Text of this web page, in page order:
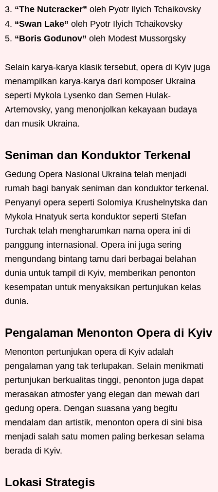
“The Nutcracker” oleh Pyotr Ilyich Tchaikovsky
“Swan Lake” oleh Pyotr Ilyich Tchaikovsky
“Boris Godunov” oleh Modest Mussorgsky
Selain karya-karya klasik tersebut, opera di Kyiv juga
menampilkan karya-karya dari komposer Ukraina
seperti Mykola Lysenko dan Semen Hulak-
Artemovsky, yang menonjolkan kekayaan budaya
dan musik Ukraina.
Seniman dan Konduktor Terkenal
Gedung Opera Nasional Ukraina telah menjadi
rumah bagi banyak seniman dan konduktor terkenal.
Penyanyi opera seperti Solomiya Krushelnytska dan
Mykola Hnatyuk serta konduktor seperti Stefan
Turchak telah mengharumkan nama opera ini di
panggung internasional. Opera ini juga sering
mengundang bintang tamu dari berbagai belahan
dunia untuk tampil di Kyiv, memberikan penonton
kesempatan untuk menyaksikan pertunjukan kelas
dunia.
Pengalaman Menonton Opera di Kyiv
Menonton pertunjukan opera di Kyiv adalah
pengalaman yang tak terlupakan. Selain menikmati
pertunjukan berkualitas tinggi, penonton juga dapat
merasakan atmosfer yang elegan dan mewah dari
gedung opera. Dengan suasana yang begitu
mendalam dan artistik, menonton opera di sini bisa
menjadi salah satu momen paling berkesan selama
berada di Kyiv.
Lokasi Strategis